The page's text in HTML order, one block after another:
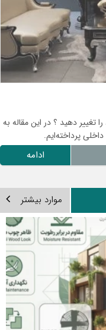
تغییر دهید ؟ در این مقاله به
پرداخته‌ایم.
ادامه
موارد بیشتر